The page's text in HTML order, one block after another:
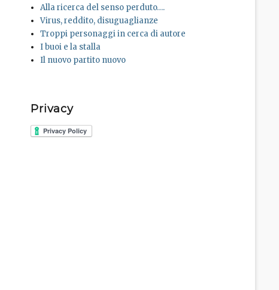
Alla ricerca del senso perduto….
Virus, reddito, disuguaglianze
Troppi personaggi in cerca di autore
I buoi e la stalla
Il nuovo partito nuovo
Privacy